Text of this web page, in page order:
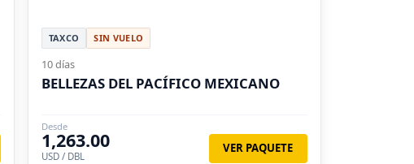
TAXCO SIN VUELO
10 días
BELLEZAS DEL PACÍFICO MEXICANO
Desde
1,263.00
USD / DBL
VER PAQUETE